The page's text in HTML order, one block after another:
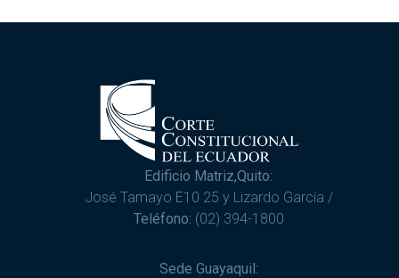
Edificio Matriz,Quito:
José Tamayo E10 25 y Lizardo García /
Teléfono: (02) 394-1800
Sede Guayaquil: